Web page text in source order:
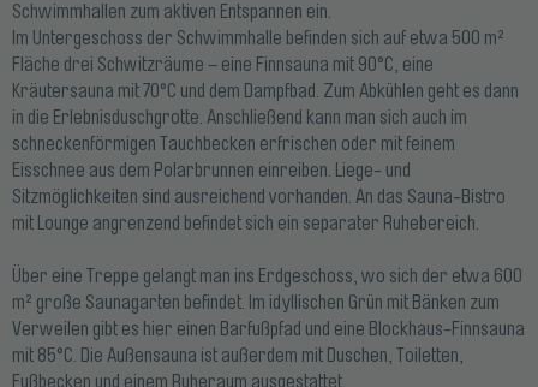
Schwimmhallen zum aktiven Entspannen ein.
Im Untergeschoss der Schwimmhalle befinden sich auf etwa 500 m²
Fläche drei Schwitzräume – eine Finnsauna mit 90°C, eine
Kräutersauna mit 70°C und dem Dampfbad. Zum Abkühlen geht es dann
in die Erlebnisduschgrotte. Anschließend kann man sich auch im
schneckenförmigen Tauchbecken erfrischen oder mit feinem
Eisschnee aus dem Polarbrunnen einreiben. Liege- und
Sitzmöglichkeiten sind ausreichend vorhanden. An das Sauna-Bistro
mit Lounge angrenzend befindet sich ein separater Ruhebereich.
Über eine Treppe gelangt man ins Erdgeschoss, wo sich der etwa 600
m² große Saunagarten befindet. Im idyllischen Grün mit Bänken zum
Verweilen gibt es hier einen Barfußpfad und eine Blockhaus-Finnsauna
mit 85°C. Die Außensauna ist außerdem mit Duschen, Toiletten,
Fußbecken und einem Ruheraum ausgestattet.